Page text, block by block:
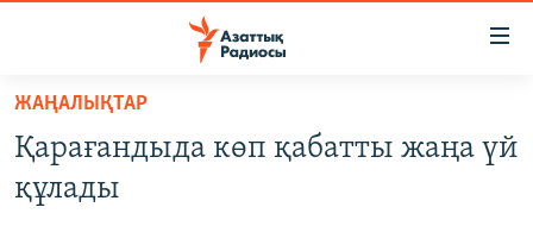
Skip
main
content
Skip
САЯСАТ
AZATTYQTV
ЖАҢАЛЫҚТАР
Қарағандыда көп қабатты жаңа үй
құлады